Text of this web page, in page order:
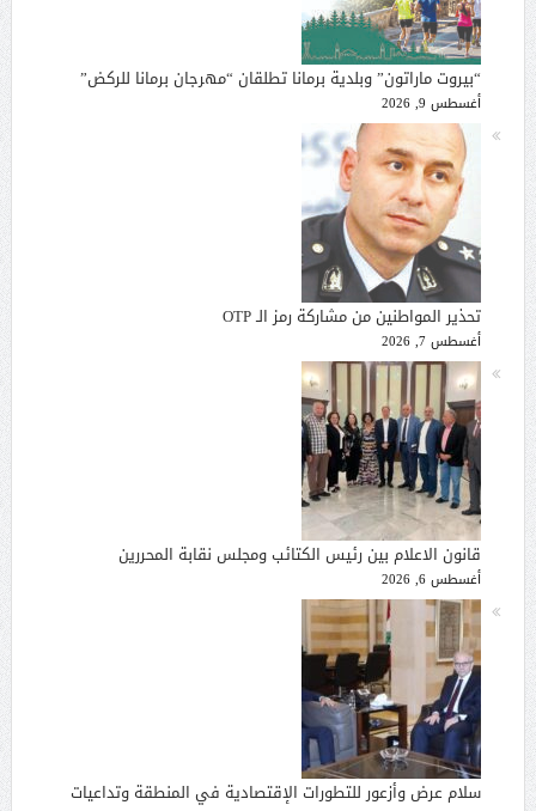
“بيروت ماراتون” وبلدية برمانا تطلقان “مهرجان برمانا للركض”
أغسطس 9, 2026
تحذير المواطنين من مشاركة رمز الـ OTP
أغسطس 7, 2026
قانون الاعلام بين رئيس الكتائب ومجلس نقابة المحررين
أغسطس 6, 2026
سلام عرض وأزعور للتطورات الإقتصادية في المنطقة وتداعيات